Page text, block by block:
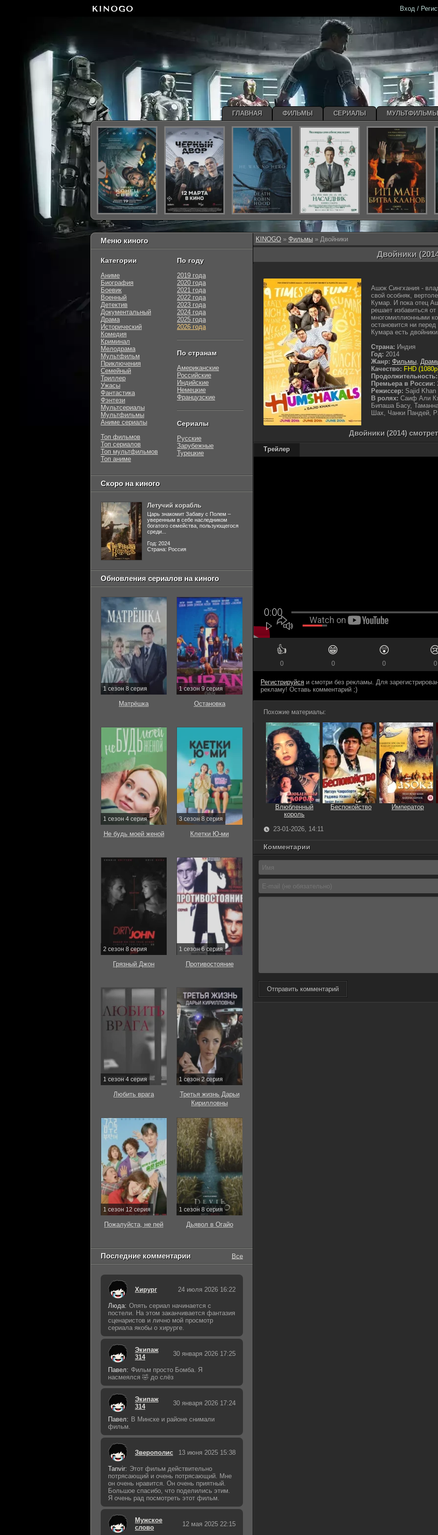
KINOGO » Фильмы » Двойники
Двойники
Ашок Сингхания -
свой особняк,
Кумар. И пока отец
решает избавиться
многомиллионными
остановится ни
Кумара есть
Страна: Индия
Год: 2014
Жанр: Фильмы,
Качество: FHD
Продолжительность:
Премьера в России:
Режиссер: Sajid Khan
В ролях: Саиф Али
Бипаша Басу,
Шах, Чанки Пандей,
Двойники (2014)
Трейлер
👍
0
😁
0
😲
0 0
Регистрируйся и смотри без рекламы. Для
рекламу! Оставь комментарий ;)
Похожие материалы:
Влюбленный
король
Беспокойство Император
23-01-2026, 14:11
Комментарии
Отправить комментарий
Меню киного
Категории
Аниме
Биография
Боевик
Военный
Детектив
Документальный
Драма
Исторический
Комедия
Криминал
Мелодрама
Мультфильм
Приключения
Семейный
Триллер
Ужасы
Фантастика
Фэнтези
Мультсериалы
Мультфильмы
Аниме сериалы
Топ фильмов
Топ сериалов
Топ мультфильмов
Топ аниме
По году
2019 года
2020 года
2021 года
2022 года
2023 года
2024 года
2025 года
2026 года
По странам
Американские
Российские
Индийские
Немецкие
Французские
Сериалы
Русские
Зарубежные
Турецкие
Скоро на киного
Летучий корабль
Царь знакомит Забаву с Полем –
уверенным в себе наследником
богатого семейства, пользующегося
среди...
Год: 2024
Страна: Россия
Обновления сериалов на киного
1 сезон 8 серия
Матрёшка
1 сезон 9 серия
Остановка
1 сезон 4 серия
Не будь моей женой
3 сезон 8 серия
Клетки Ю-ми
2 сезон 8 серия
Грязный Джон
1 сезон 6 серия
Противостояние
1 сезон 4 серия
Любить врага
1 сезон 2 серия
Третья жизнь Дарьи
Кирилловны
1 сезон 12 серия
Пожалуйста, не пей
1 сезон 8 серия
Дьявол в Огайо
Последние комментарии Все
Хирург 24 июля 2026 16:22
Люда: Опять сериал начинается с
постели. На этом заканчивается фантазия
сценаристов и лично мой просмотр
сериала якобы о хирурге.
Экипаж
314
30 января 2026 17:25
Павел: Фильм просто Бомба. Я
насмеялся 🤣 до слёз
Экипаж
314
30 января 2026 17:24
Павел: В Минске и районе снимали
фильм.
Зверополис 13 июня 2025 15:38
Tanvir: Этот фильм действительно
потрясающий и очень потрясающий. Мне
он очень нравится. Он очень приятный.
Большое спасибо, что поделились этим.
Я очень рад посмотреть этот фильм.
Мужское
слово
12 мая 2025 22:15
Вход /
ГЛАВНАЯ ФИЛЬМЫ СЕРИАЛЫ МУЛЬТФИЛЬМЫ